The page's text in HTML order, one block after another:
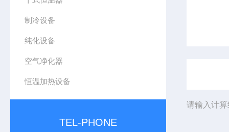
制冷设备
纯化设备
空气净化器
恒温加热设备
TEL-PHONE
请输入计